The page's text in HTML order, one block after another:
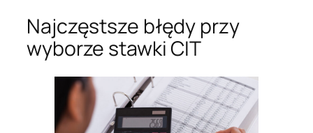
Najczęstsze błędy przy
wyborze stawki CIT